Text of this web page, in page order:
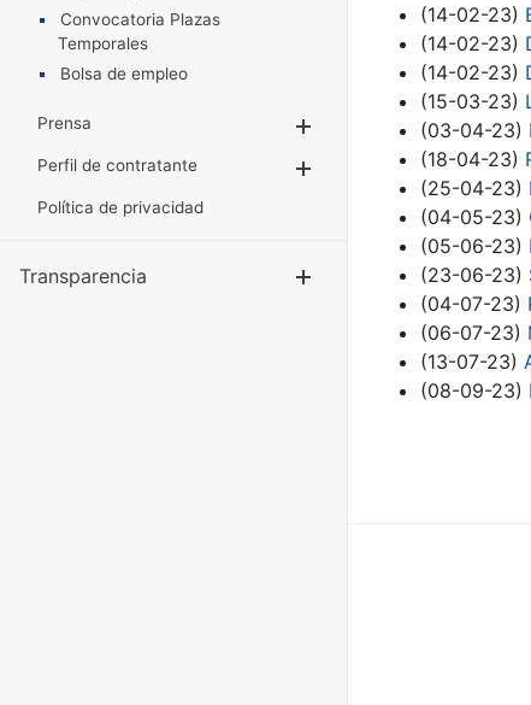
Convocatoria Plazas
Temporales
Bolsa de empleo
Prensa
Mostrar/Ocultar
Perfil de contratante
Mostrar/
Política de privacidad
Transparencia Mostrar/
(14-02-23)
(14-02-23)
(14-02-23)
(15-03-23)
(03-04-23)
(18-04-23)
(25-04-23)
(04-05-23)
(05-06-23)
(23-06-23)
(04-07-23)
(06-07-23)
(13-07-23)
(08-09-23)